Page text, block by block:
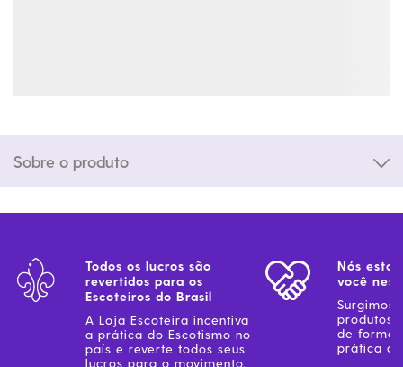
Sobre o produto
Todos os lucros são
revertidos para os
Escoteiros do Brasil
A Loja Escoteira incentiva
a prática do Escotismo no
país e reverte todos seus
lucros para o movimento.
Nós
você
Surgimos
produtos
de forma
prática